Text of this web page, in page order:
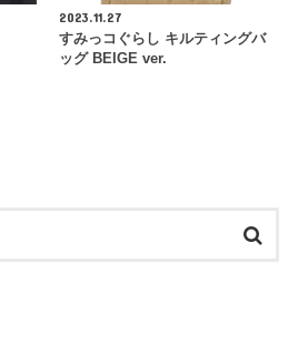
2023.11.27
すみっコぐらし キルティングバ
ッグ BEIGE ver.